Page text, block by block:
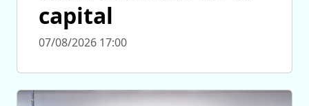
capital
07/08/2026 17:00